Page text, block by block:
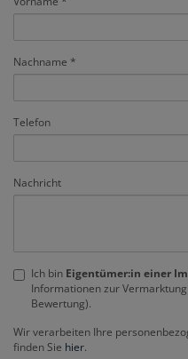
Nachname
Telefon
Nachricht
Ich bin Eigentümer:in einer
Informationen zur
Bewertung).
Wir verarbeiten Ihre
finden Sie hier.